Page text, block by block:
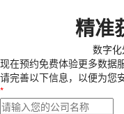
精准
数字
现在预约免费体验更多数据
请完善以下信息，以便为您
*